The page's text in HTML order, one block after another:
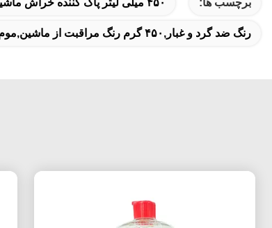
برچسب ها: ۴۵۰ میلی لیتر پاک کننده خراش ماشین,اسپری روان کننده چرخ دنده,حوله های فرعی از مایکروفیبر 40x40
رنگ ضد گرد و غبار,۴۵۰ گرم رنگ مراقبت از ماشین,موم پوشش کریستالی مبتنی بر سیلیکون